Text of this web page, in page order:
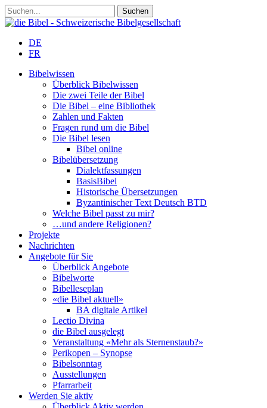
DE
FR
Bibelwissen
Überblick Bibelwissen
Die zwei Teile der Bibel
Die Bibel – eine Bibliothek
Zahlen und Fakten
Fragen rund um die Bibel
Die Bibel lesen
Bibel online
Bibelübersetzung
Dialektfassungen
BasisBibel
Historische Übersetzungen
Byzantinischer Text Deutsch BTD
Welche Bibel passt zu mir?
…und andere Religionen?
Projekte
Nachrichten
Angebote für Sie
Überblick Angebote
Bibelworte
Bibelleseplan
«die Bibel aktuell»
BA digitale Artikel
Lectio Divina
die Bibel ausgelegt
Veranstaltung «Mehr als Sternenstaub?»
Perikopen – Synopse
Bibelsonntag
Ausstellungen
Pfarrarbeit
Werden Sie aktiv